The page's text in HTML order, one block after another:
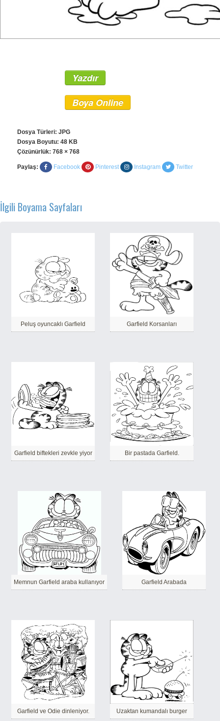
Yazdır
Boya Online
Dosya Türleri: JPG
Dosya Boyutu: 48 KB
Çözünürlük: 768 × 768
Paylaş: Facebook Pinterest Instagram Twitter
İlgili Boyama Sayfaları
Peluş oyuncaklı Garfield Garfield Korsanları
Garfield biftekleri zevkle yiyor Bir pastada Garfield.
Memnun Garfield araba kullanıyor Garfield Arabada
Garfield ve Odie dinleniyor. Uzaktan kumandalı burger